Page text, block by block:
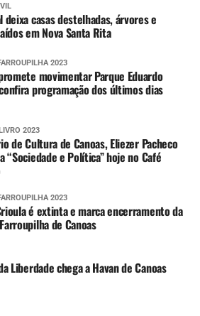
deixa casas destelhadas, árvores e
em Nova Santa Rita
2023
movimentar Parque Eduardo
programação dos últimos dias
2023
de Cultura de Canoas, Eliezer Pacheco
“Sociedade e Política” hoje no Café
2023
é extinta e marca encerramento da
de Canoas
Liberdade chega a Havan de Canoas